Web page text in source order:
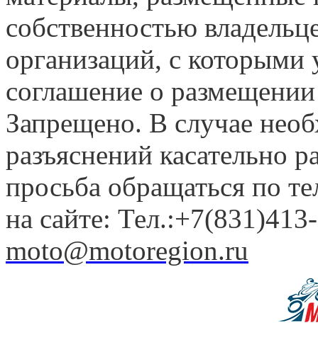
собственностью
организаций, с которыми
соглашение о
Запрещено. В случае
разъяснений
просьба обращаться по
на сайте:
moto@motoregion.ru